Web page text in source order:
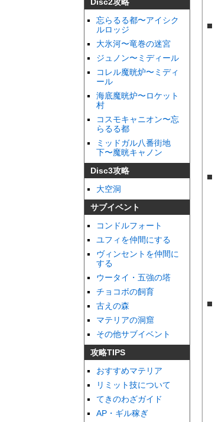
忘らるる都〜アイシク
ルロッジ
大氷河〜竜巻の迷宮
ジュノン〜ミディール
コレル魔晄炉〜ミディ
ール
海底魔晄炉〜ロケット
村
コスモキャニオン〜忘
らるる都
ミッドガル八番街地
下〜魔晄キャノン
Disc3攻略
大空洞
サブイベント
コンドルフォート
ユフィを仲間にする
ヴィンセントを仲間に
する
ウータイ・五強の塔
チョコボの飼育
古えの森
マテリアの洞窟
その他サブイベント
攻略TIPS
おすすめマテリア
リミット技について
てきのわざガイド
AP・ギル稼ぎ